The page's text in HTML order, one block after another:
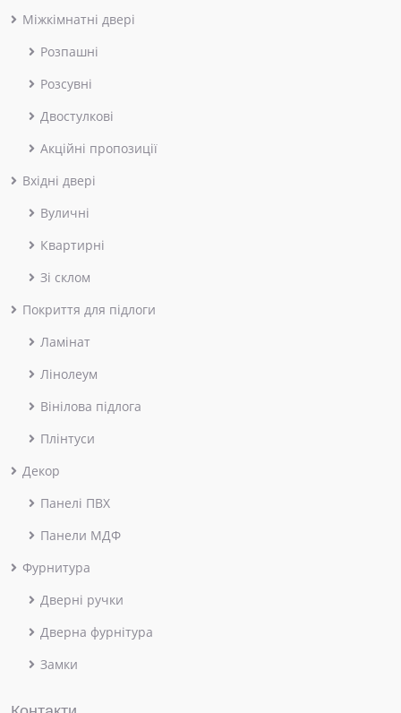
Міжкімнатні двері
Розпашні
Розсувні
Двостулкові
Акційні пропозиції
Вхідні двері
Вуличні
Квартирні
Зі склом
Покриття для підлоги
Ламінат
Лінолеум
Вінілова підлога
Плінтуси
Декор
Панелі ПВХ
Панели МДФ
Фурнитура
Дверні ручки
Дверна фурнітура
Замки